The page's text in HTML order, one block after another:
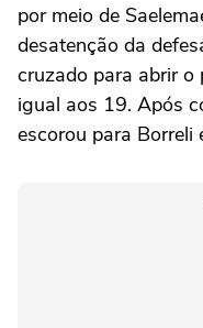
por meio de
desatenção da
cruzado para abrir o
igual aos 19. Após
escorou para Borreli